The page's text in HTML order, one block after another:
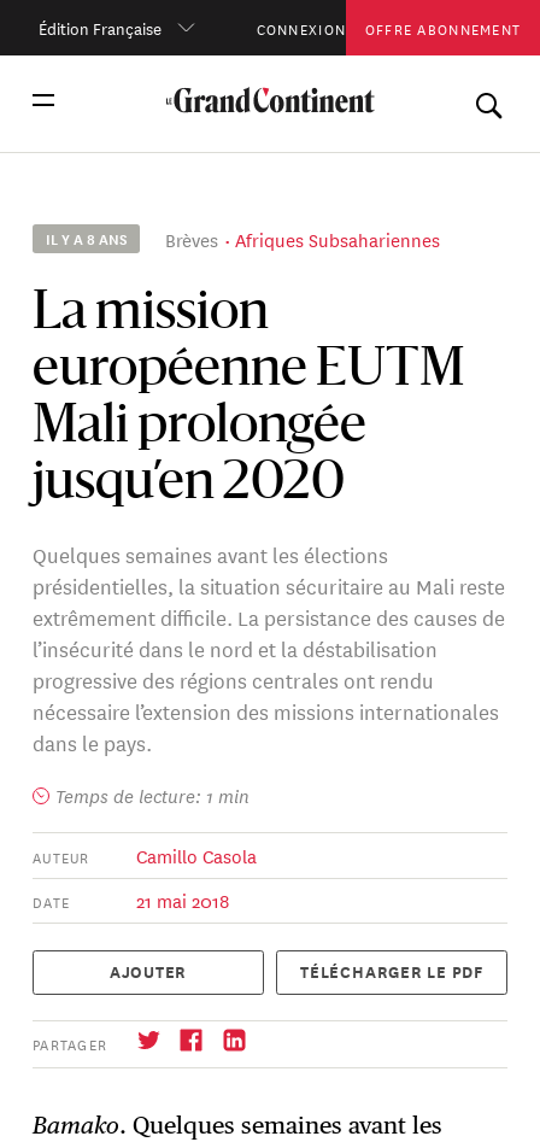
Édition Française CONNEXION OFFRE ABONNEMENT
IL Y A 8 ANS Brèves Afriques Subsahariennes
La mission
européenne EUTM
Mali prolongée
jusqu’en 2020
Quelques semaines avant les élections
présidentielles, la situation sécuritaire au Mali reste
extrêmement difficile. La persistance des causes de
l’insécurité dans le nord et la déstabilisation
progressive des régions centrales ont rendu
nécessaire l’extension des missions internationales
dans le pays.
Temps de lecture: 1 min
AUTEUR Camillo Casola
DATE 21 mai 2018
AJOUTER TÉLÉCHARGER LE PDF
PARTAGER
Bamako. Quelques semaines avant les